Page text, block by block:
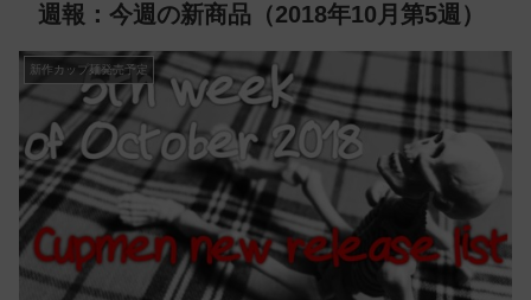
週報：今週の新商品（2018年10月第5週）
新作カップ麺発売予定